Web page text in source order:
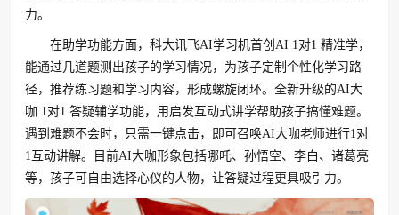
力。
在助学功能方面，科大讯飞AI学习机首创AI 1对1 精准学，
能通过几道题测出孩子的学习情况，为孩子定制个性化学习路
径，推荐练习题和学习内容，形成螺旋闭环。全新升级的AI大
咖 1对1 答疑辅学功能，用启发互动式讲学帮助孩子搞懂难题。
遇到难题不会时，只需一键点击，即可召唤AI大咖老师进行1对
1互动讲解。目前AI大咖形象包括哪吒、孙悟空、李白、诸葛亮
等，孩子可自由选择心仪的人物，让答疑过程更具吸引力。